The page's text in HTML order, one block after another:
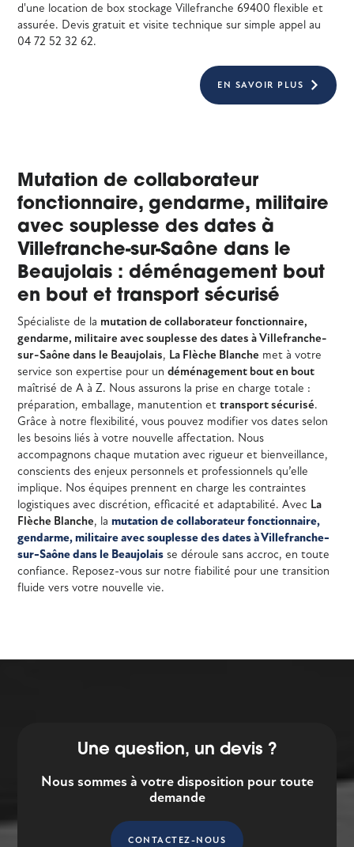
d'une location de box stockage Villefranche 69400 flexible et
assurée. Devis gratuit et visite technique sur simple appel au
04 72 52 32 62.
EN SAVOIR PLUS
Mutation de collaborateur
fonctionnaire, gendarme, militaire
avec souplesse des dates à
Villefranche-sur-Saône dans le
Beaujolais : déménagement bout
en bout et transport sécurisé
Spécialiste de la mutation de collaborateur fonctionnaire,
gendarme, militaire avec souplesse des dates à Villefranche-
sur-Saône dans le Beaujolais, La Flèche Blanche met à votre
service son expertise pour undéménagement bout en bout
maîtrisé de A à Z. Nous assurons la prise en charge totale :
préparation, emballage, manutention ettransport sécurisé.
Grâce à notre flexibilité, vous pouvez modifier vos dates selon
les besoins liés à votre nouvelle affectation. Nous
accompagnons chaque mutation avec rigueur et bienveillance,
conscients des enjeux personnels et professionnels qu’elle
implique. Nos équipes prennent en charge les contraintes
logistiques avec discrétion, efficacité et adaptabilité. Avec La
Flèche Blanche, lamutation de collaborateur fonctionnaire,
gendarme, militaire avec souplesse des dates à Villefranche-
sur-Saône dans le Beaujolais se déroule sans accroc, en toute
confiance. Reposez-vous sur notre fiabilité pour une transition
fluide vers votre nouvelle vie.
Une question, un devis ?
Nous sommes à votre disposition pour toute
demande
CONTACTEZ-NOUS